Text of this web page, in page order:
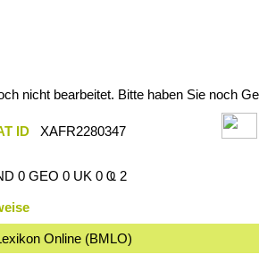
nicht bearbeitet. Bitte haben Sie noch
ID
XAFR2280347
0 GEO 0 UK 0 Ҩ 2
Online (BMLO)